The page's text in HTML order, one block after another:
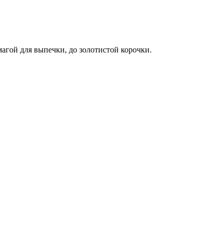
для выпечки, до золотистой корочки.